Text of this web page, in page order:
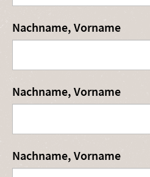
Nachname, Vorname
Nachname, Vorname
Nachname, Vorname